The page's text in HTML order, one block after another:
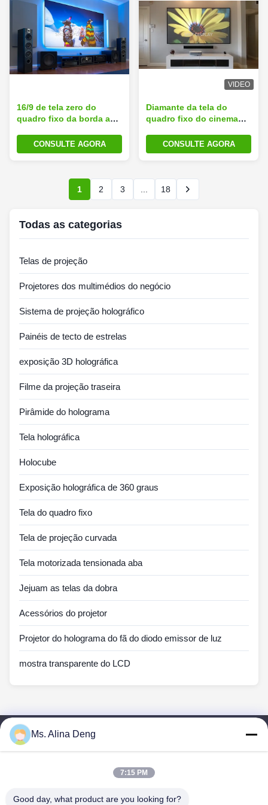
16/9 de tela zero do
quadro fixo da borda anti
para o cinema home
CONSULTE AGORA
VIDEO
Diamante da tela do
quadro fixo do cinema
painel 170° do projetor
leve
CONSULTE AGORA
1 2 3 18
Todas as categorias
Telas de projeção
Projetores dos multimédios do negócio
Sistema de projeção holográfico
Painéis de tecto de estrelas
exposição 3D holográfica
Filme da projeção traseira
Pirâmide do holograma
Tela holográfica
Holocube
Exposição holográfica de 360 graus
Tela do quadro fixo
Tela de projeção curvada
Tela motorizada tensionada aba
Jejuam as telas da dobra
Acessórios do projetor
Projetor do holograma do fã do diodo emissor de luz
mostra transparente do LCD
Produtos
Ms. Alina Deng
7:15 PM
Good day, what product are you looking for?